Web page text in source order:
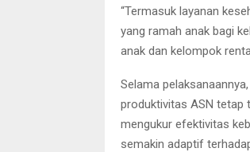
“Termasuk layanan
yang ramah anak bagi
anak dan kelompok
Selama
produktivitas ASN tetap
mengukur efektivitas
semakin adaptif